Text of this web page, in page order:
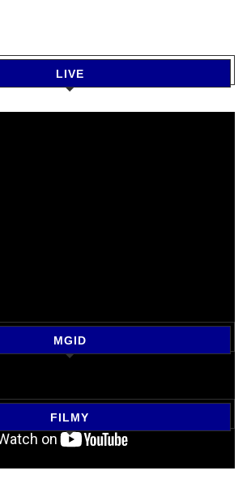
LIVE
MGID
FILMY